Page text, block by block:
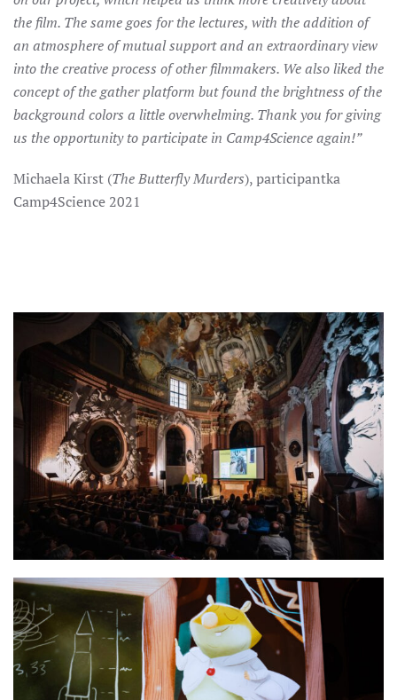
the film. The same goes for the lectures, with the addition of
an atmosphere of mutual support and an extraordinary view
into the creative process of other filmmakers. We also liked the
concept of the gather platform but found the brightness of the
background colors a little overwhelming. Thank you for giving
us the opportunity to participate in Camp4Science again!”
Michaela Kirst (The Butterfly Murders), participantka
Camp4Science 2021